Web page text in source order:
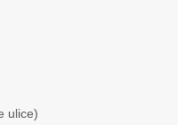
ulice)